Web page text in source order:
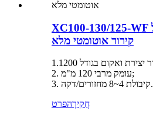
XC100-130/125-WF מכונה לייצור מגדל
קירור אוטומטי מלא
2. עומק מרבי 120 מ"מ;
3. קיבולת 4~8 מחזורים/דקה.
חֲקִירָהפרט